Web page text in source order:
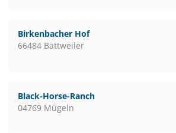
Birkenbacher Hof
66484 Battweiler
Black-Horse-Ranch
04769 Mügeln